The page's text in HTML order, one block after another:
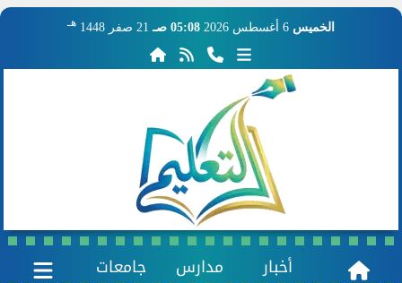
الخميس 05:08 صـ 21 صفر 1448 هـ
أخبار مدارس جامعات